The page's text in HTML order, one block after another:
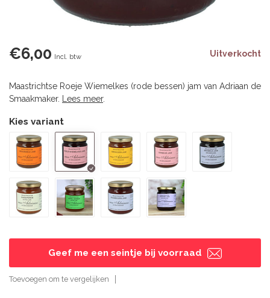
€6,00 Incl. btw Uitverkocht
Maastrichtse Roeje Wiemelkes (rode bessen) jam van Adriaan de
Smaakmaker.
Lees meer.
Kies variant
Geef me een seintje bij voorraad
Toevoegen om te vergelijken